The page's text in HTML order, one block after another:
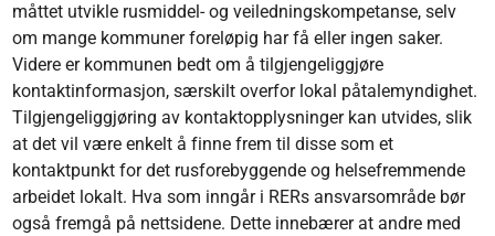
måttet utvikle rusmiddel- og veiledningskompetanse, selv
om mange kommuner foreløpig har få eller ingen saker.
Videre er kommunen bedt om å tilgjengeliggjøre
kontaktinformasjon, særskilt overfor lokal påtalemyndighet.
Tilgjengeliggjøring av kontaktopplysninger kan utvides, slik
at det vil være enkelt å finne frem til disse som et
kontaktpunkt for det rusforebyggende og helsefremmende
arbeidet lokalt. Hva som inngår i RERs ansvarsområde bør
også fremgå på nettsidene. Dette innebærer at andre med